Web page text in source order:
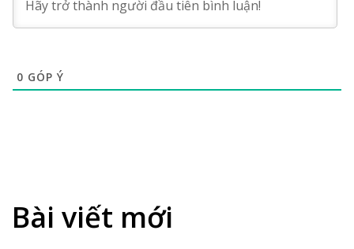
0 GÓP Ý
Bài viết mới